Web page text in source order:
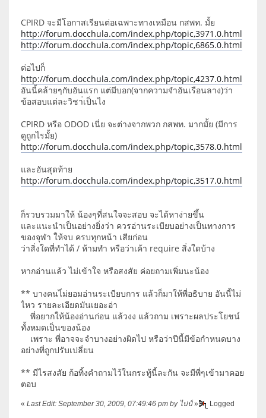
CPIRD จะมีโอกาสเรียนต่อเฉพาะทางเหมือน กสพท. มั้ย
http://forum.docchula.com/index.php/topic,3971.0.html
http://forum.docchula.com/index.php/topic,6865.0.html
ต่อไปก็
http://forum.docchula.com/index.php/topic,4237.0.html
อันนี้คล้ายๆกับอันแรก แต่มีบอก(จากความจำอันเรือนลาง)ว่า
ข้อสอบแต่ละวิชา่เป็นไง
CPIRD หรือ ODOD เนี่ย จะต่างจากพวก กสพท. มากมั้ย (มีการ
ดูถูกไรมั้ย)
http://forum.docchula.com/index.php/topic,3578.0.html
และอันสุดท้าย
http://forum.docchula.com/index.php/topic,3517.0.html
ก็รวบรวมมาให้ น้องๆที่สนใจจะสอบ จะได้หาง่ายขึ้น
และแนะนำเป็นอย่างยิ่งว่า ควรอ่านระเบียบอย่างเป็นทางการ
ของจุฬา ให้จบ ครบทุกหน้า เสียก่อน
ว่าสิ่งใดที่ทำได้ / ห้ามทำ หรือว่าเค้า require สิ่งใดบ้าง
หากอ่านแล้ว ไม่เข้าใจ หรือสงสัย ค่อยถามเพิ่มนะน้อง
** บางคนไ่ม่ยอมอ่านระเบียบการ แล้วก็มาให้พี่อธิบาย อันนี้ไม่
ไหว รายละเอียดมันเยอะอ่า
พี่อยากให้น้องอ่านก่อน แล้วงง แล้วถาม เพราะผลประโยชน์
ทั้งหมดเป็นของน้อง
เพราะ พี่อาจจะจำบางอย่างผิดไป หรือว่าปีนี้มีข้อกำหนดบาง
อย่างที่ถูกปรับเปลี่ยน
** มีไรสงสัย ก้อทิ้งคำถามไว้ในกระทู้นี้ละกัน จะมีพี่ๆเข้ามาคอย
ตอบ
« Last Edit: September 30, 2009, 07:49:46 pm by ไปป์» Logged